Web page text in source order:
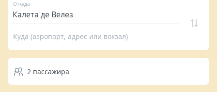
Откуда
Куда (аэропорт, адрес или вокзал)
2 пассажира